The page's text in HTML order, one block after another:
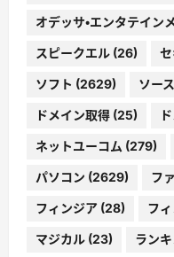
オデッサ・エンタテイン
スピークエル (26)
ソフト (2629) ソー
ドメイン取得 (25)
ネットユーコム (279)
パソコン (2629) フ
フィンジア (28) フ
マジカル (23) ラン